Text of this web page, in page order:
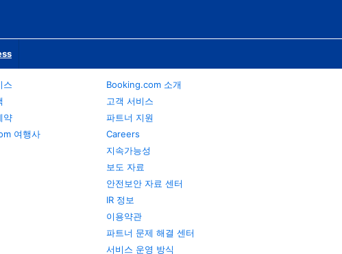
스
약
여행사
Booking.com 소개
고객 서비스
파트너 지원
Careers
지속가능성
보도 자료
안전보안 자료 센터
IR 정보
이용약관
파트너 문제 해결 센터
서비스 운영 방식